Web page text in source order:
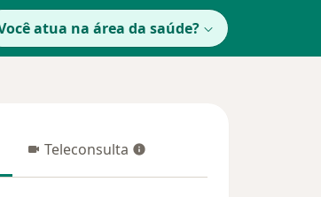
atua na área da saúde?
Teleconsulta
Teleconsulta